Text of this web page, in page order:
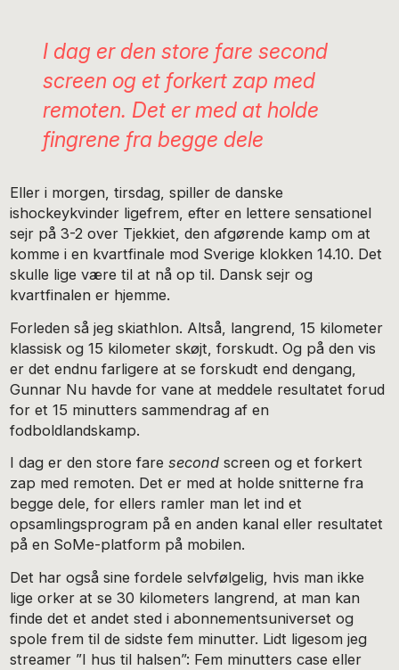
I dag er den store fare second
screen og et forkert zap med
remoten. Det er med at holde
fingrene fra begge dele
Eller i morgen, tirsdag, spiller de danske
ishockeykvinder ligefrem, efter en lettere sensationel
sejr på 3-2 over Tjekkiet, den afgørende kamp om at
komme i en kvartfinale mod Sverige klokken 14.10. Det
skulle lige være til at nå op til. Dansk sejr og
kvartfinalen er hjemme.
Forleden så jeg skiathlon. Altså, langrend, 15 kilometer
klassisk og 15 kilometer skøjt, forskudt. Og på den vis
er det endnu farligere at se forskudt end dengang,
Gunnar Nu havde for vane at meddele resultatet forud
for et 15 minutters sammendrag af en
fodboldlandskamp.
I dag er den store faresecond screen og et forkert
zap med remoten. Det er med at holde snitterne fra
begge dele, for ellers ramler man let ind et
opsamlingsprogram på en anden kanal eller resultatet
på en SoMe-platform på mobilen.
Det har også sine fordele selvfølgelig, hvis man ikke
lige orker at se 30 kilometers langrend, at man kan
finde det et andet sted i abonnementsuniverset og
spole frem til de sidste fem minutter. Lidt ligesom jeg
streamer ”I hus til halsen”: Fem minutters case eller